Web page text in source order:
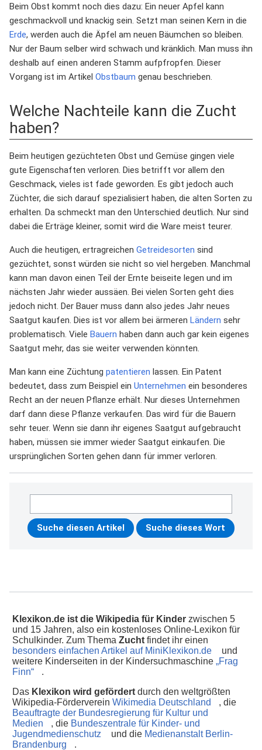
Beim Obst kommt noch dies dazu: Ein neuer Apfel kann
geschmackvoll und knackig sein. Setzt man seinen Kern in die
Erde, werden auch die Äpfel am neuen Bäumchen so bleiben.
Nur der Baum selber wird schwach und kränklich. Man muss ihn
deshalb auf einen anderen Stamm aufpfropfen. Dieser
Vorgang ist im Artikel Obstbaum genau beschrieben.
Welche Nachteile kann die Zucht
haben?
Beim heutigen gezüchteten Obst und Gemüse gingen viele
gute Eigenschaften verloren. Dies betrifft vor allem den
Geschmack, vieles ist fade geworden. Es gibt jedoch auch
Züchter, die sich darauf spezialisiert haben, die alten Sorten zu
erhalten. Da schmeckt man den Unterschied deutlich. Nur sind
dabei die Erträge kleiner, somit wird die Ware meist teurer.
Auch die heutigen, ertragreichen Getreidesorten sind
gezüchtet, sonst würden sie nicht so viel hergeben. Manchmal
kann man davon einen Teil der Ernte beiseite legen und im
nächsten Jahr wieder aussäen. Bei vielen Sorten geht dies
jedoch nicht. Der Bauer muss dann also jedes Jahr neues
Saatgut kaufen. Dies ist vor allem bei ärmeren Ländern sehr
problematisch. Viele Bauern haben dann auch gar kein eigenes
Saatgut mehr, das sie weiter verwenden könnten.
Man kann eine Züchtung patentieren lassen. Ein Patent
bedeutet, dass zum Beispiel ein Unternehmen ein besonderes
Recht an der neuen Pflanze erhält. Nur dieses Unternehmen
darf dann diese Pflanze verkaufen. Das wird für die Bauern
sehr teuer. Wenn sie dann ihr eigenes Saatgut aufgebraucht
haben, müssen sie immer wieder Saatgut einkaufen. Die
ursprünglichen Sorten gehen dann für immer verloren.
Klexikon.de ist die Wikipedia für Kinder zwischen 5
und 15 Jahren, also ein kostenloses Online-Lexikon für
Schulkinder. Zum Thema Zucht findet ihr einen
besonders einfachen Artikel auf MiniKlexikon.de
und
weitere Kinderseiten in der Kindersuchmaschine „Frag
Finn“
.
Das Klexikon wird gefördert durch den weltgrößten
Wikipedia-Förderverein Wikimedia Deutschland
, die
Beauftragte der Bundesregierung für Kultur und
Medien
, die Bundeszentrale für Kinder- und
Jugendmedienschutz
und die Medienanstalt Berlin-
Brandenburg
.